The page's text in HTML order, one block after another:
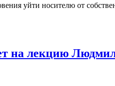
уйти носителю от
на лекцию